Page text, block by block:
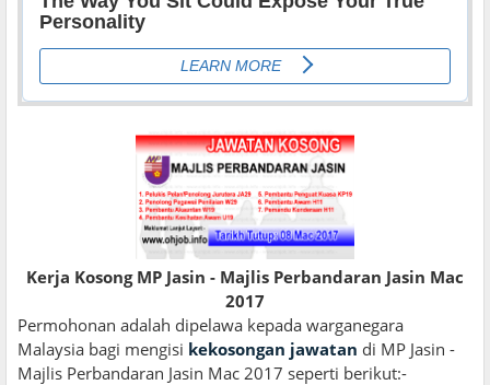
Kerja Kosong MP Jasin - Majlis Perbandaran Jasin Mac
2017
Permohonan adalah dipelawa kepada warganegara
Malaysia bagi mengisi kekosongan jawatan di MP Jasin -
Majlis Perbandaran Jasin Mac 2017 seperti berikut:-